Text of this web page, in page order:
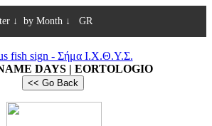
↓ by Month ↓ GR
DAYS | EORTOLOGIO
<< Go Back